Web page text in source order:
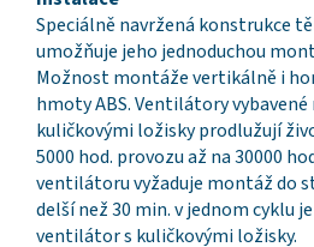
Speciálně navržená konstrukce
umožňuje jeho jednoduchou
Možnost montáže vertikálně i
hmoty ABS. Ventilátory
kuličkovými ložisky prodlužují
5000 hod. provozu až na 30000
ventilátoru vyžaduje montáž do
delší než 30 min. v jednom cyklu
ventilátor s kuličkovými ložisky.